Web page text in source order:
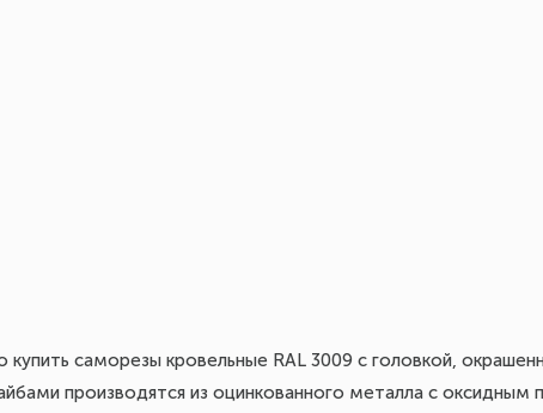
саморезы кровельные RAL 3009 с головкой,
производятся из оцинкованного металла с оксидным